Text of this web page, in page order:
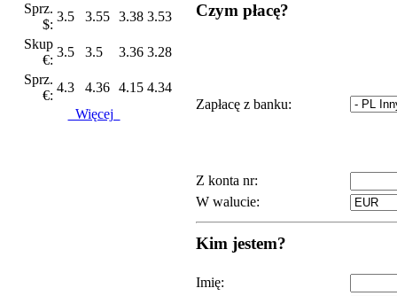
Sprz.
$:
3.5 3.55 3.38 3.53
Skup
€:
3.5 3.5 3.36 3.28
Sprz.
€:
4.3 4.36 4.15 4.34
Więcej
Czym płacę?
Zapłacę z banku:
Z konta nr:
W walucie:
Kim jestem?
Imię: